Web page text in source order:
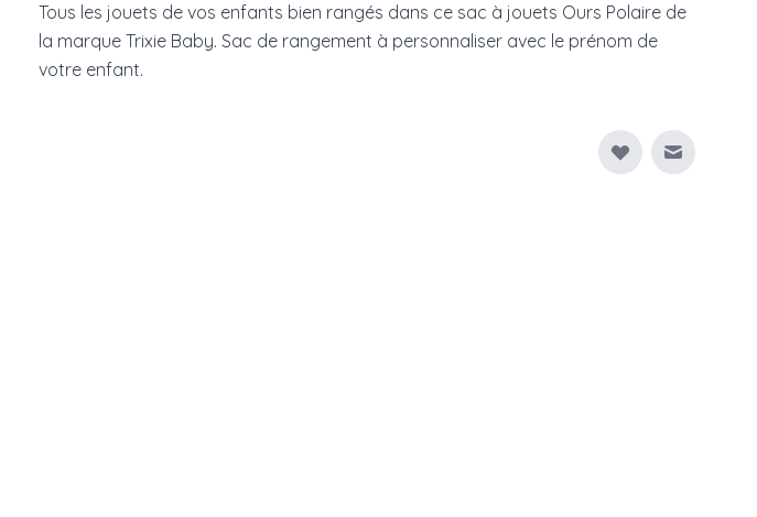
Tous les jouets de vos enfants bien rangés dans ce sac à jouets Ours Polaire de
la marque Trixie Baby. Sac de rangement à personnaliser avec le prénom de
votre enfant.
Envoyer